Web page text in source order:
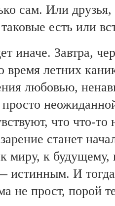
сам. Или
есть или
иначе. Завтра,
время летних
любовью,
просто
что что-то
станет
миру, к
истинным. И
не прост, порой